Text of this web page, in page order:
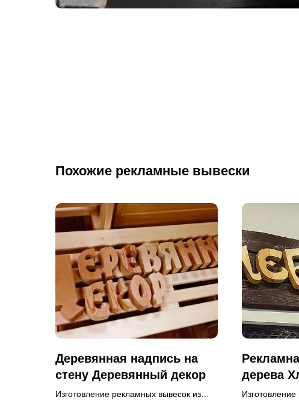
Похожие рекламные вывески
Деревянная надпись на
стену Деревянный декор
Изготовление рекламных вывесок из
дерева